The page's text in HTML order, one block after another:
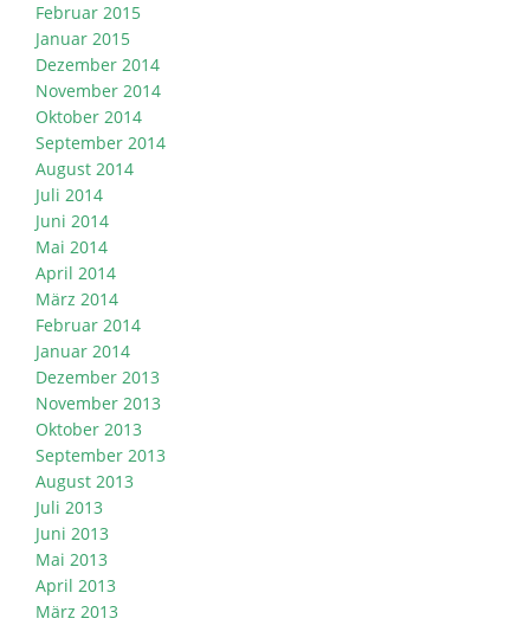
Februar 2015
Januar 2015
Dezember 2014
November 2014
Oktober 2014
September 2014
August 2014
Juli 2014
Juni 2014
Mai 2014
April 2014
März 2014
Februar 2014
Januar 2014
Dezember 2013
November 2013
Oktober 2013
September 2013
August 2013
Juli 2013
Juni 2013
Mai 2013
April 2013
März 2013